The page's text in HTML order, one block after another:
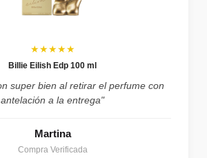
★★★★★
Billie Eilish Edp 100 ml
super bien al retirar el perfume con
antelación a la entrega"
Martina
Compra Verificada